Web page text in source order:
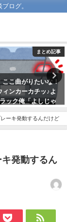
ログ。
まとめ記事
、購入した軽自動車
してしまう！
ーキ発動するんだけど
発動するん